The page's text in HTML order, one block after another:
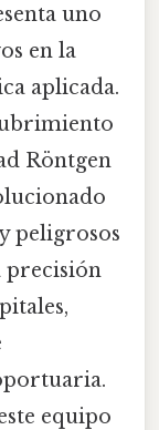
uno
en la
aplicada.
Röntgen
peligrosos
precisión
equipo